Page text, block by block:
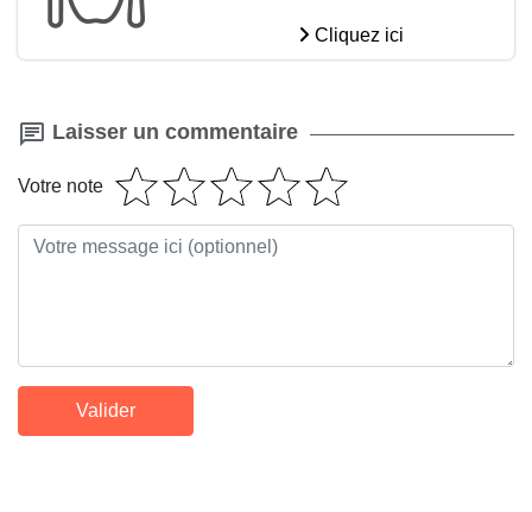
Cliquez ici
Laisser un commentaire
Votre note